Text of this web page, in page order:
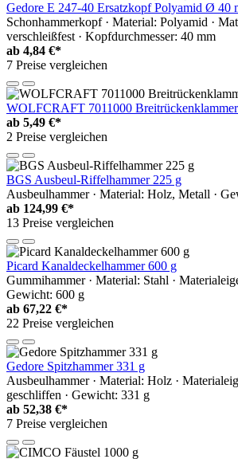
Gedore E 247-40 Ersatzkopf Polyamid Ø 40
Schonhammerkopf · Material: Polyamid ·
verschleißfest · Kopfdurchmesser: 40 mm
ab 4,84 €*
7 Preise vergleichen
WOLFCRAFT 7011000
ab 5,49 €*
2 Preise vergleichen
BGS Ausbeul-Riffelhammer 225 g
Ausbeulhammer · Material: Holz, Metall ·
ab 124,99 €*
13 Preise vergleichen
Picard Kanaldeckelhammer 600 g
Gummihammer · Material: Stahl ·
Gewicht: 600 g
ab 67,22 €*
22 Preise vergleichen
Gedore Spitzhammer 331 g
Ausbeulhammer · Material: Holz ·
geschliffen · Gewicht: 331 g
ab 52,38 €*
7 Preise vergleichen